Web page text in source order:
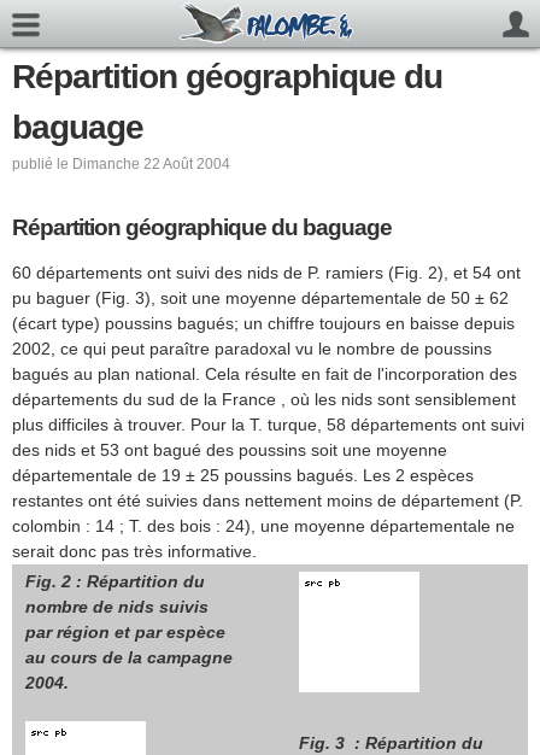
Répartition géographique du
baguage
publié le Dimanche 22 Août 2004
Répartition géographique du baguage
60 départements ont suivi des nids de P. ramiers (Fig. 2), et 54 ont
pu baguer (Fig. 3), soit une moyenne départementale de 50 ± 62
(écart type) poussins bagués; un chiffre toujours en baisse depuis
2002, ce qui peut paraître paradoxal vu le nombre de poussins
bagués au plan national. Cela résulte en fait de l'incorporation des
départements du sud de la France , où les nids sont sensiblement
plus difficiles à trouver. Pour la T. turque, 58 départements ont suivi
des nids et 53 ont bagué des poussins soit une moyenne
départementale de 19 ± 25 poussins bagués. Les 2 espèces
restantes ont été suivies dans nettement moins de département (P.
colombin : 14 ; T. des bois : 24), une moyenne départementale ne
serait donc pas très informative.
Fig. 2 : Répartition du
nombre de nids suivis
par région et par espèce
au cours de la campagne
2004.
Fig. 3 : Répartition du